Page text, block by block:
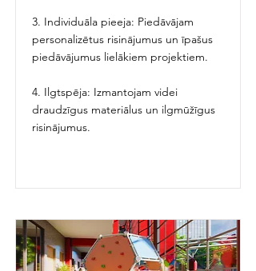
3. Individuāla pieeja: Piedāvājam
personalizētus risinājumus un īpašus
piedāvājumus lielākiem projektiem.
4. Ilgtspēja: Izmantojam videi
draudzīgus materiālus un ilgmūžīgus
risinājumus.